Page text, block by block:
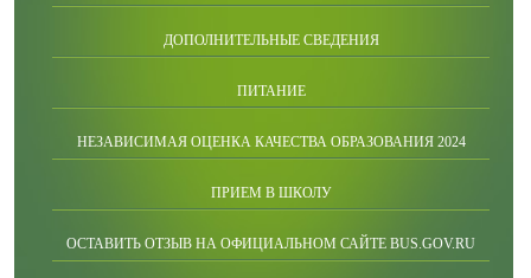
ДОПОЛНИТЕЛЬНЫЕ СВЕДЕНИЯ
ПИТАНИЕ
НЕЗАВИСИМАЯ ОЦЕНКА КАЧЕСТВА ОБРАЗОВАНИЯ 2024
ПРИЕМ В ШКОЛУ
ОСТАВИТЬ ОТЗЫВ НА ОФИЦИАЛЬНОМ САЙТЕ BUS.GOV.RU